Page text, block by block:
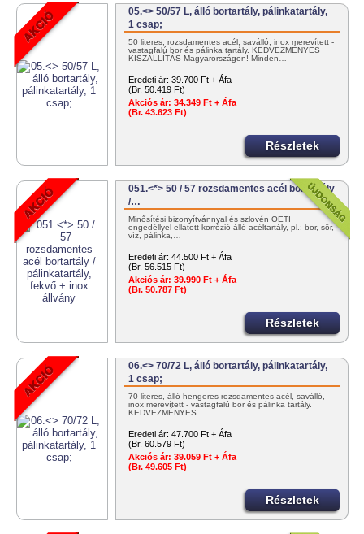
05.<> 50/57 L, álló bortartály, pálinkatartály,
1 csap;
50 literes, rozsdamentes acél, saválló, inox merevített -
vastagfalú bor és pálinka tartály. KEDVEZMÉNYES
KISZÁLLÍTÁS Magyarországon! Minden…
Eredeti ár: 39.700 Ft + Áfa
(Br. 50.419 Ft)
Akciós ár: 34.349 Ft + Áfa
(Br. 43.623 Ft)
Részletek
051.<*> 50 / 57 rozsdamentes acél bortartály
/…
Minősítési bizonyítvánnyal és szlovén OÉTI
engedéllyel ellátott korrózió-álló acéltartály, pl.: bor, sör,
víz, pálinka,…
Eredeti ár: 44.500 Ft + Áfa
(Br. 56.515 Ft)
Akciós ár: 39.990 Ft + Áfa
(Br. 50.787 Ft)
Részletek
06.<> 70/72 L, álló bortartály, pálinkatartály,
1 csap;
70 literes, álló hengeres rozsdamentes acél, saválló,
inox merevített - vastagfalú bor és pálinka tartály.
KEDVEZMÉNYES…
Eredeti ár: 47.700 Ft + Áfa
(Br. 60.579 Ft)
Akciós ár: 39.059 Ft + Áfa
(Br. 49.605 Ft)
Részletek